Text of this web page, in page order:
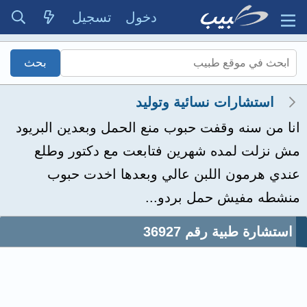
دخول تسجيل
استشارات نسائية وتوليد
انا من سنه وقفت حبوب منع الحمل وبعدين البريود
مش نزلت لمده شهرين فتابعت مع دكتور وطلع
عندي هرمون اللبن عالي وبعدها اخدت حبوب
منشطه مفيش حمل بردو...
استشارة طبية رقم 36927